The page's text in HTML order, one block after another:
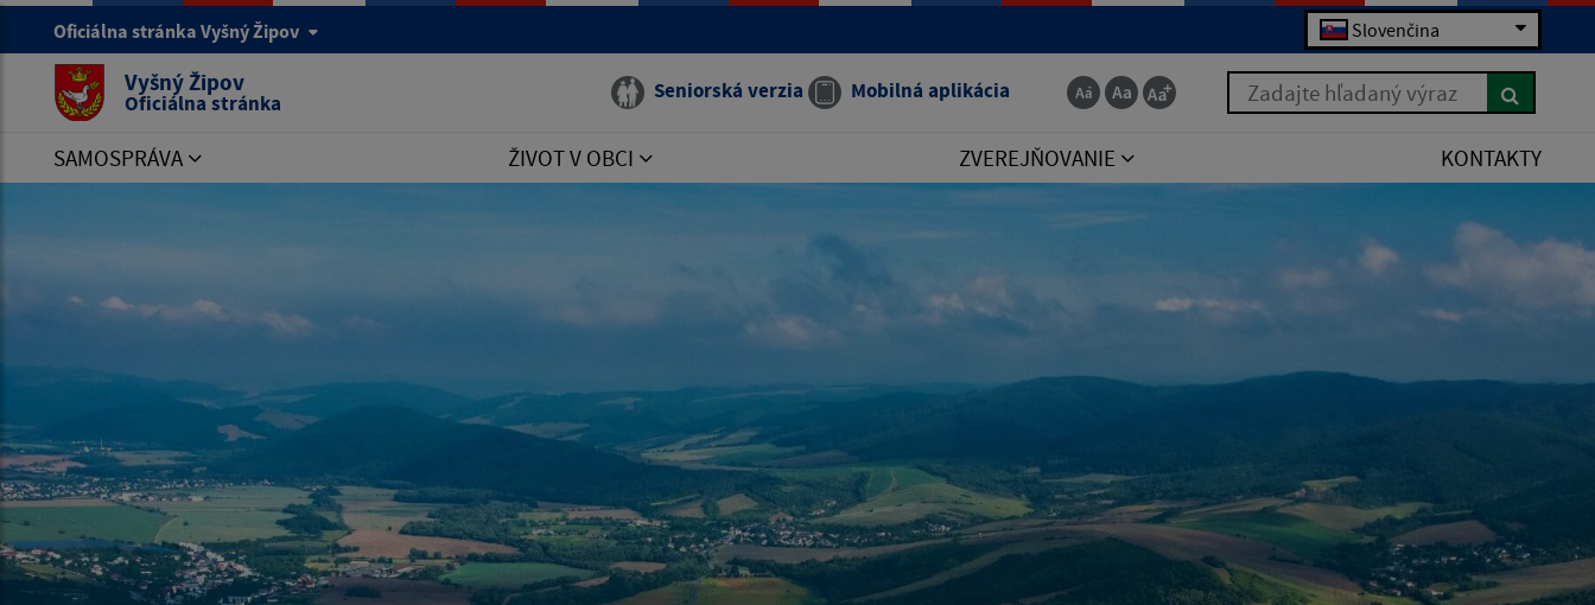
Oficiálna stránka Vyšný Žipov Slovenčina
Vyšný Žipov
Oficiálna stránka Seniorská verzia Mobilná aplikácia Zadajte hľadaný výraz
SAMOSPRÁVA ŽIVOT V OBCI ZVEREJŇOVANIE KONTAKTY